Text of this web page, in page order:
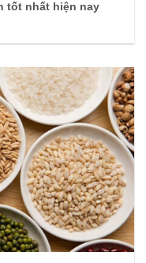
tốt nhất hiện nay